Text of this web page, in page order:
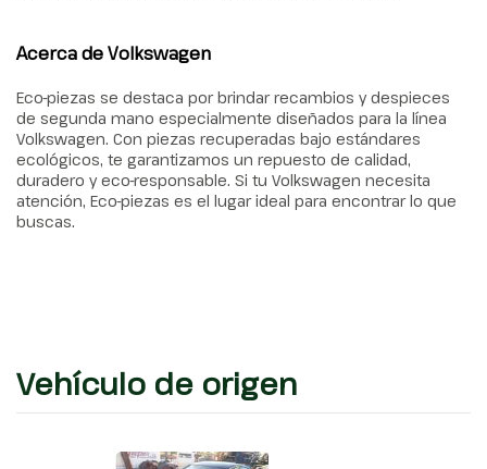
Acerca de Volkswagen
Eco-piezas se destaca por brindar recambios y despieces
de segunda mano especialmente diseñados para la línea
Volkswagen. Con piezas recuperadas bajo estándares
ecológicos, te garantizamos un repuesto de calidad,
duradero y eco-responsable. Si tu Volkswagen necesita
atención, Eco-piezas es el lugar ideal para encontrar lo que
buscas.
Vehículo de origen